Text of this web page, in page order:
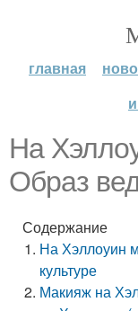
главная
На
Образ
Содержание
На Хэллоуин
культуре
Макияж на